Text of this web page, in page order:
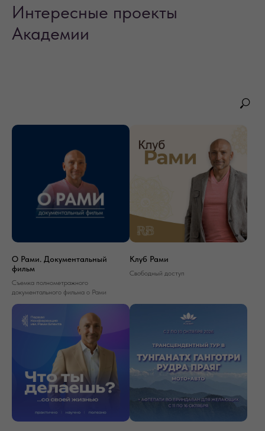
Интересные проекты
Академии
О Рами. Документальный
фильм
Съемка полнометражного
документального фильма о Рами
Клуб Рами
Свободный доступ